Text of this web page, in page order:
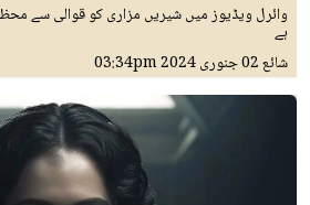
وائرل ویڈیوز میں شیریں مزاری کو قوالی سے
ہے
شائع02 جنوری 2024 03:34pm